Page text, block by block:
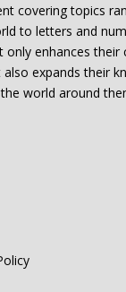
covering topics
to letters and
only enhances their
expands their
world around